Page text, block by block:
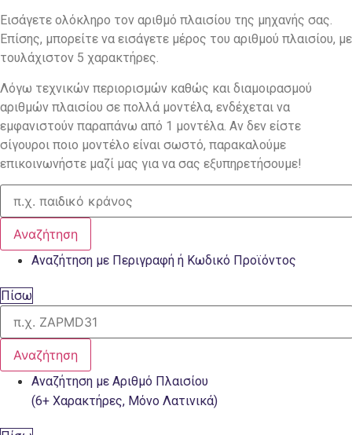
Εισάγετε ολόκληρο τον αριθμό πλαισίου της μηχανής σας.
Επίσης, μπορείτε να εισάγετε μέρος του αριθμού πλαισίου, με
τουλάχιστον 5 χαρακτήρες.
Λόγω τεχνικών περιορισμών καθώς και διαμοιρασμού
αριθμών πλαισίου σε πολλά μοντέλα, ενδέχεται να
εμφανιστούν παραπάνω από 1 μοντέλα. Αν δεν είστε
σίγουροι ποιο μοντέλο είναι σωστό, παρακαλούμε
επικοινωνήστε μαζί μας για να σας εξυπηρετήσουμε!
Αναζήτηση
Αναζήτηση με Περιγραφή ή Κωδικό Προϊόντος
Πίσω
Αναζήτηση
Αναζήτηση με Αριθμό Πλαισίου
(6+ Χαρακτήρες, Μόνο Λατινικά)